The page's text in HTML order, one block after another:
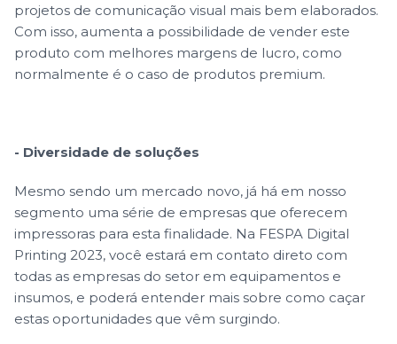
projetos de comunicação visual mais bem elaborados.
Com isso, aumenta a possibilidade de vender este
produto com melhores margens de lucro, como
normalmente é o caso de produtos premium.
- Diversidade de soluções
Mesmo sendo um mercado novo, já há em nosso
segmento uma série de empresas que oferecem
impressoras para esta finalidade. Na FESPA Digital
Printing 2023, você estará em contato direto com
todas as empresas do setor em equipamentos e
insumos, e poderá entender mais sobre como caçar
estas oportunidades que vêm surgindo.